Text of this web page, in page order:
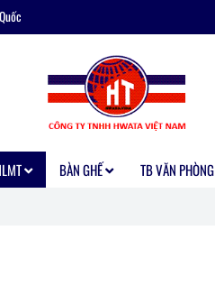
BÀN GHẾ TB VĂN PHÒNG